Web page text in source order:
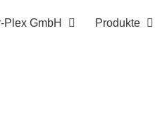
Plex GmbH Produkte